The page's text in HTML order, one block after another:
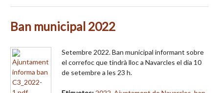
Ban municipal 2022
Setembre 2022. Ban municipal informant sobre
el correfoc que tindrà lloc a Navarcles el dia 10
de setembre a les 23 h.